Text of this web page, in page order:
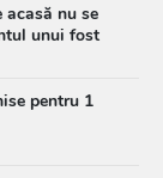
acasă nu se
unui fost
pentru 1